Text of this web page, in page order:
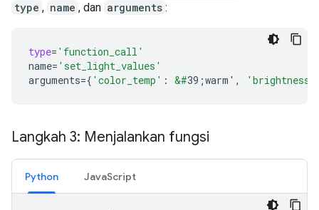
type , name , dan arguments :
type= 'function_call'
name= 'set_light_values'
arguments={ 'color_temp' : &#39;warm' , 'brightness'
Langkah 3: Menjalankan fungsi
Python JavaScript